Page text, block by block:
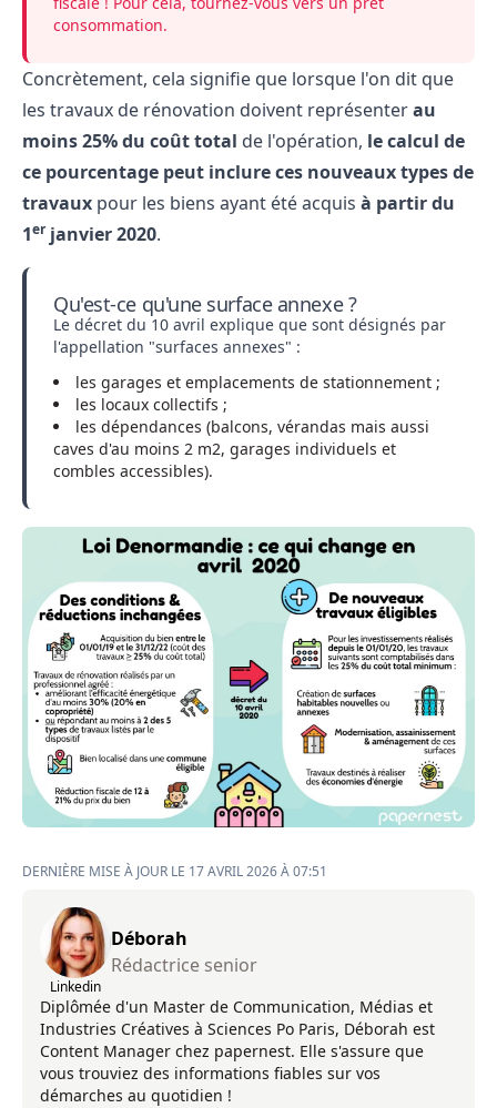
consommation.
Concrètement, cela signifie que lorsque l'on dit que
les travaux de rénovation doivent représenterau
moins 25% du coût total de l'opération, le calcul de
ce pourcentage peut inclure ces nouveaux types de
travaux pour les biens ayant été acquis à partir du
1erjanvier 2020.
Qu'est-ce qu'une surface annexe ?
Le décret du 10 avril explique que sont désignés par
l'appellation "surfaces annexes" :
les garages et emplacements de stationnement ;
les locaux collectifs ;
les dépendances (balcons, vérandas mais aussi
caves d'au moins 2 m2, garages individuels et
combles accessibles).
DERNIÈRE MISE À JOUR LE 17 AVRIL 2026 À 07:51
Linkedin
Déborah
Rédactrice senior
Diplômée d'un Master de Communication, Médias et
Industries Créatives à Sciences Po Paris, Déborah est
Content Manager chez papernest. Elle s'assure que
vous trouviez des informations fiables sur vos
démarches au quotidien !